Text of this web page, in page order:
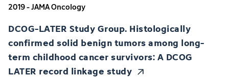
2019 - JAMA Oncology
DCOG-LATER Study Group. Histologically
confirmed solid benign tumors among long-
term childhood cancer survivors: A DCOG
LATER record linkage study